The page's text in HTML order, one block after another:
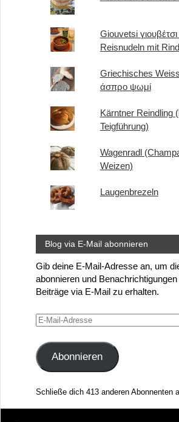
Giouvetsi
Reisnudeln mit
Griechisches
άσπρο ψωμί
Kärntner Reindling
Teigführung)
Wagenradl
Weizen)
Laugenbrezeln
Blog via E-Mail abonnieren
Gib deine E-Mail-Adresse an, um
abonnieren und
Beiträge via E-Mail zu erhalten.
E-
Adresse
Abonnieren
Schließe dich 413 anderen Abonnenten